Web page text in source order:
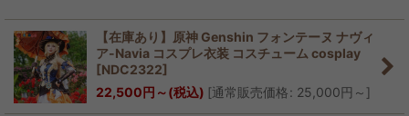
【在庫あり】原神 Genshin フォンテーヌ ナヴィ
ア-Navia コスプレ衣装 コスチューム cosplay
[NDC2322]
22,500円 ～(税込) [通常販売価格: 25,000円 ～ ]